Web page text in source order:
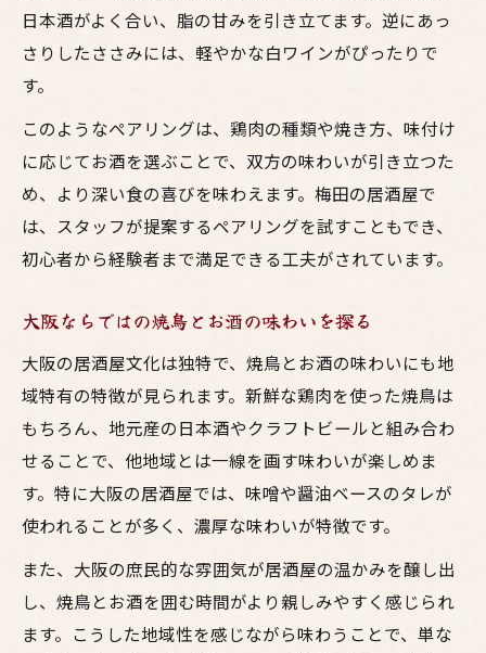
日本酒がよく合い、脂の甘みを引き立てます。逆にあっ
さりしたささみには、軽やかな白ワインがぴったりで
す。
このようなペアリングは、鶏肉の種類や焼き方、味付け
に応じてお酒を選ぶことで、双方の味わいが引き立つた
め、より深い食の喜びを味わえます。梅田の居酒屋で
は、スタッフが提案するペアリングを試すこともでき、
初心者から経験者まで満足できる工夫がされています。
大阪ならではの焼鳥とお酒の味わいを探る
大阪の居酒屋文化は独特で、焼鳥とお酒の味わいにも地
域特有の特徴が見られます。新鮮な鶏肉を使った焼鳥は
もちろん、地元産の日本酒やクラフトビールと組み合わ
せることで、他地域とは一線を画す味わいが楽しめま
す。特に大阪の居酒屋では、味噌や醤油ベースのタレが
使われることが多く、濃厚な味わいが特徴です。
また、大阪の庶民的な雰囲気が居酒屋の温かみを醸し出
し、焼鳥とお酒を囲む時間がより親しみやすく感じられ
ます。こうした地域性を感じながら味わうことで、単な